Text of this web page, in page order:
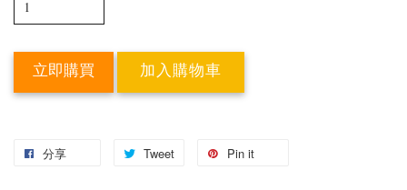
立即購買 加入購物車
分享 Tweet Pin it